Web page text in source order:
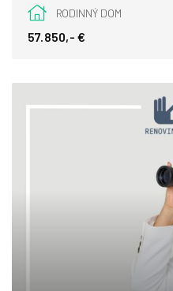
Kozí vrbovok, Kozí Vrbovok
RODINNÝ DOM
57.850,- €